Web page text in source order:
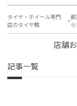
タイヤ・ホイール専門
店のタイヤ館
店舗
記事一覧